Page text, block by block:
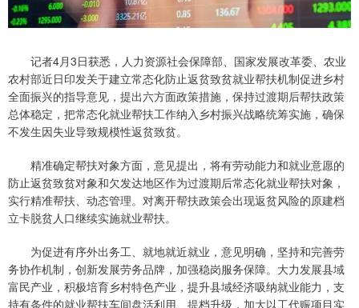
记者4月3日获悉，人力资源社会保障部、国家发展改革委、农业
农村部近日印发关于建立常态化防止返贫致贫就业帮扶机制促进乡村
全面振兴的指导意见，提出六方面政策措施，保持过渡期后帮扶政策
总体稳定，把常态化就业帮扶工作纳入乡村振兴战略统筹实施，确保
不发生因失业导致规模性返贫致贫。
精准确定帮扶对象方面，意见提出，将有劳动能力和就业意愿的
防止返贫致贫对象和欠发达地区作为过渡期后常态化就业帮扶对象，
实行精准帮扶、动态管理。对离开帮扶政策会出现返贫风险的原建档
立卡脱贫人口继续实施就业帮扶。
为促进有序外出务工、就地就近就业，意见明确，坚持和完善劳
务协作机制，创新发展劳务品牌，加强稳岗服务保障。大力发展县域
富民产业，积极培育乡村特色产业，提升县域经济吸纳就业能力，支
持有条件的就业帮扶车间盘活利用、提档升级，加大以工代赈项目实